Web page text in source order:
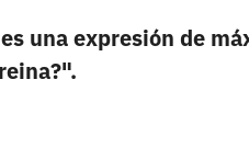
es una expresión de